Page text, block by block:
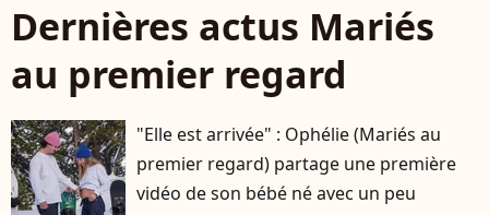
Dernières actus Mariés
au premier regard
"Elle est arrivée" : Ophélie (Mariés au
premier regard) partage une première
vidéo de son bébé né avec un peu